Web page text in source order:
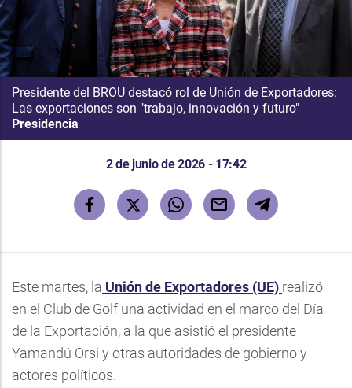
Presidente del BROU destacó rol de Unión de Exportadores:
Las exportaciones son "trabajo, innovación y futuro"
Presidencia
2 de junio de 2026 - 17:42
Este martes, la Unión de Exportadores (UE) realizó
en el Club de Golf una actividad en el marco del Día
de la Exportación, a la que asistió el presidente
Yamandú Orsi y otras autoridades de gobierno y
actores políticos.